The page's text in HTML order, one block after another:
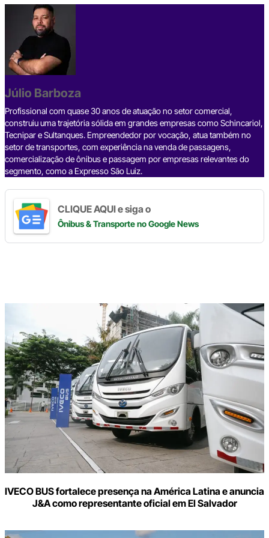
c
e
b
o
o
k
s
Júlio Barboza
Profissional com quase 30 anos de atuação no setor comercial,
construiu uma trajetória sólida em grandes empresas como Schincariol,
Tecnipar e Sultanques. Empreendedor por vocação, atua também no
setor de transportes, com experiência na venda de passagens,
comercialização de ônibus e passagem por empresas relevantes do
segmento, como a Expresso São Luiz.
CLIQUE AQUI e siga o
Ônibus & Transporteno Google News
IVECO BUS fortalece presença na América Latina e anuncia
J&A como representante oficial em El Salvador
seu
e-
mail